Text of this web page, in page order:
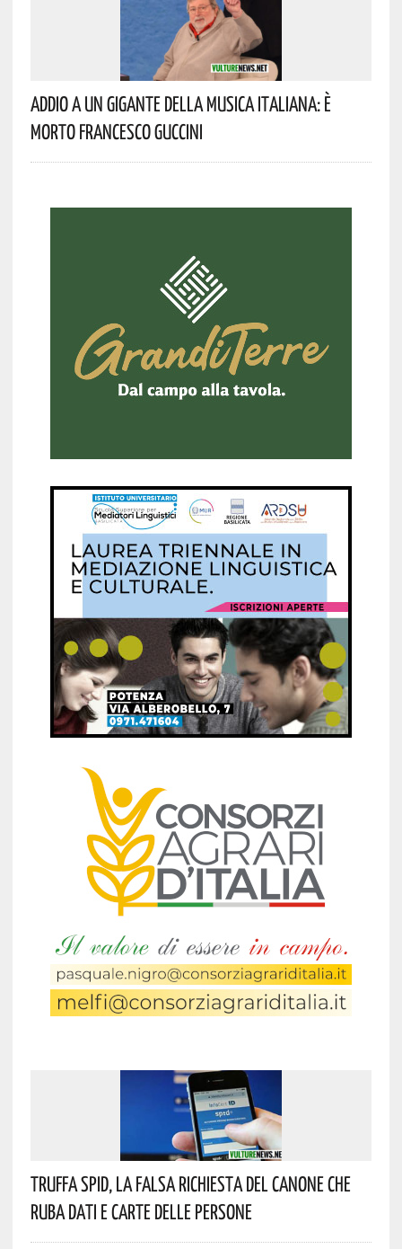
Addio A Un Gigante Della Musica Italiana: È
Morto Francesco Guccini
Truffa Spid, La Falsa Richiesta Del Canone Che
Ruba Dati E Carte Delle Persone